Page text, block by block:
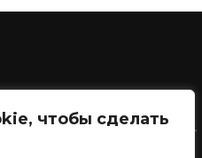
чтобы сделать